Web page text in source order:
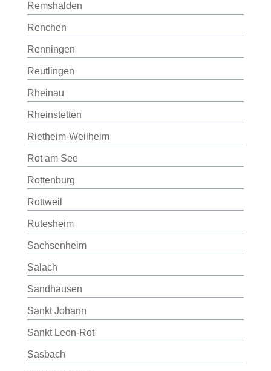
Remshalden
Renchen
Renningen
Reutlingen
Rheinau
Rheinstetten
Rietheim-Weilheim
Rot am See
Rottenburg
Rottweil
Rutesheim
Sachsenheim
Salach
Sandhausen
Sankt Johann
Sankt Leon-Rot
Sasbach